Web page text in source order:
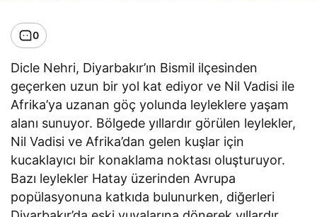
0
Dicle Nehri, Diyarbakır’ın Bismil ilçesinden
geçerken uzun bir yol kat ediyor ve Nil Vadisi ile
Afrika’ya uzanan göç yolunda leyleklere yaşam
alanı sunuyor. Bölgede yıllardır görülen leylekler,
Nil Vadisi ve Afrika’dan gelen kuşlar için
kucaklayıcı bir konaklama noktası oluşturuyor.
Bazı leylekler Hatay üzerinden Avrupa
popülasyonuna katkıda bulunurken, diğerleri